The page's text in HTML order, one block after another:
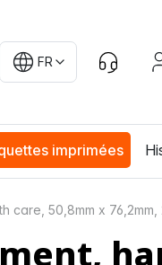
FR
imprimées
care, 50,8mm x